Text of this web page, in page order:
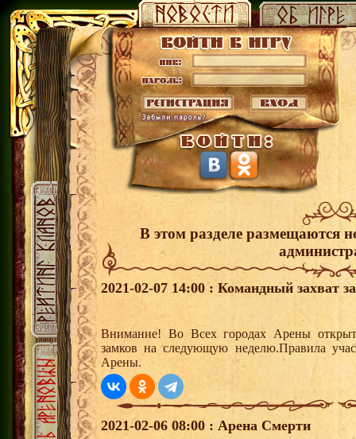
В этом разделе размещаются
2021-02-07 14:00 : Командный захват
Внимание! Во Всех городах Арены
замков на следующую неделю.Правила
Арены.
2021-02-06 08:00 : Арена Смерти